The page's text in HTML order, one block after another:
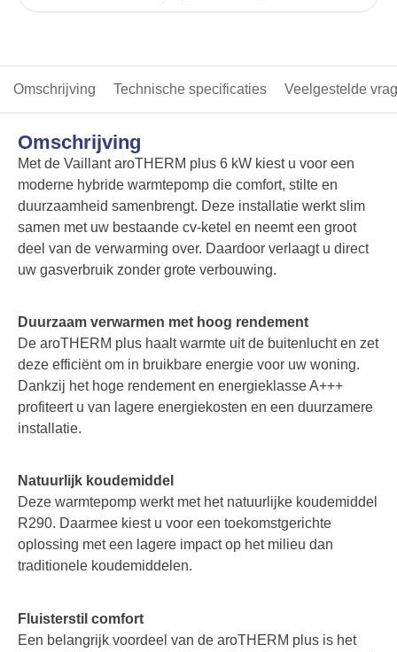
Omschrijving Technische specificaties Veelgestelde
Omschrijving
Met de Vaillant aroTHERM plus 6 kW kiest u voor een
moderne hybride warmtepomp die comfort, stilte en
duurzaamheid samenbrengt. Deze installatie werkt slim
samen met uw bestaande cv-ketel en neemt een groot
deel van de verwarming over. Daardoor verlaagt u direct
uw gasverbruik zonder grote verbouwing.
Duurzaam verwarmen met hoog rendement
De aroTHERM plus haalt warmte uit de buitenlucht en zet
deze efficiënt om in bruikbare energie voor uw woning.
Dankzij het hoge rendement en energieklasse A+++
profiteert u van lagere energiekosten en een duurzamere
installatie.
Natuurlijk koudemiddel
Deze warmtepomp werkt met het natuurlijke koudemiddel
R290. Daarmee kiest u voor een toekomstgerichte
oplossing met een lagere impact op het milieu dan
traditionele koudemiddelen.
Fluisterstil comfort
Een belangrijk voordeel van de aroTHERM plus is het